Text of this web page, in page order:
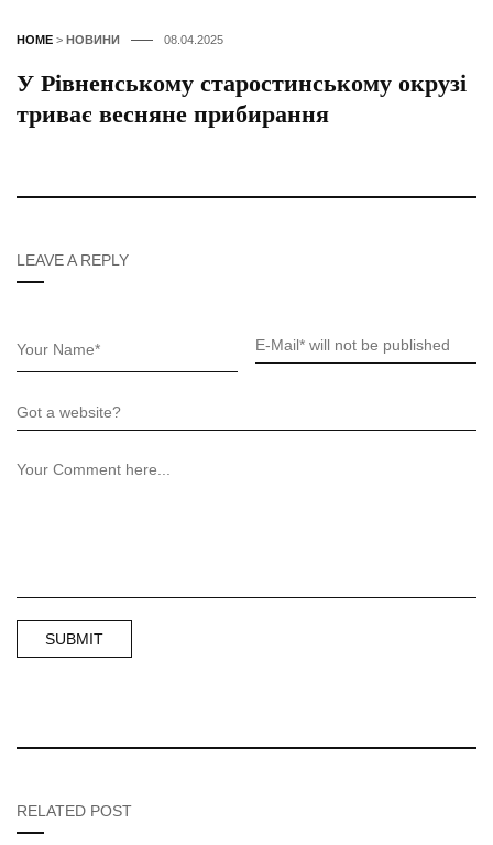
HOME > НОВИНИ 08.04.2025
У Рівненському старостинському окрузі
триває весняне прибирання
LEAVE A REPLY
RELATED POST